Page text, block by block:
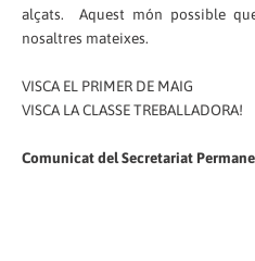
alçats. Aquest món possible
nosaltres mateixes.
VISCA EL PRIMER DE MAIG
VISCA LA CLASSE TREBALLADORA!
Comunicat del Secretariat